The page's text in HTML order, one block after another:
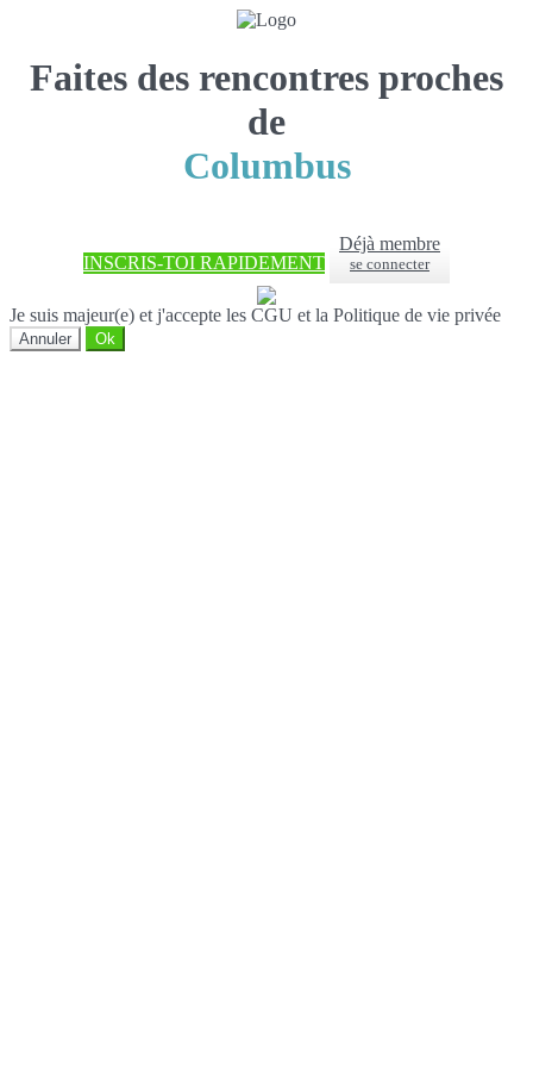
Faites des rencontres proches
de
Columbus
INSCRIS-TOI RAPIDEMENT
Déjà membre
se connecter
Je suis majeur(e) et j'accepte les CGU et la Politique de vie privée
Annuler Ok